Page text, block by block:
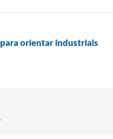
para orientar industriais